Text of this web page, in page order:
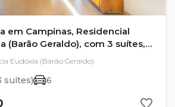
em Campinas, Residencial
(Barão Geraldo), com 3 suítes,
Eudóxia (Barão Geraldo)
suítes) 6